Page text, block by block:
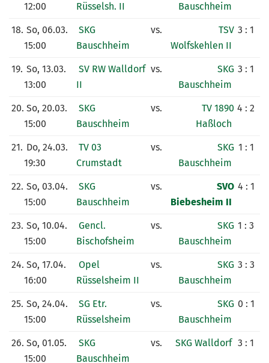
12:00
Rüsselsh. II
Bauschheim
18. So, 06.03.
15:00
SKG
Bauschheim
vs.
TSV
Wolfskehlen II
3 : 1
19. So, 13.03.
13:00
SV RW Walldorf
II
vs.
SKG
Bauschheim
3 : 1
20. So, 20.03.
15:00
SKG
Bauschheim
vs.
TV 1890
Haßloch
4 : 2
21. Do, 24.03.
19:30
TV 03
Crumstadt
vs.
SKG
Bauschheim
1 : 1
22. So, 03.04.
15:00
SKG
Bauschheim
vs.
SVO
Biebesheim II
4 : 1
23. So, 10.04.
15:00
Gencl.
Bischofsheim
vs.
SKG
Bauschheim
1 : 3
24. So, 17.04.
16:00
Opel
Rüsselsheim II
vs.
SKG
Bauschheim
3 : 3
25. So, 24.04.
15:00
SG Etr.
Rüsselsheim
vs.
SKG
Bauschheim
0 : 1
26. So, 01.05.
15:00
SKG
Bauschheim
vs. SKG Walldorf 3 : 1